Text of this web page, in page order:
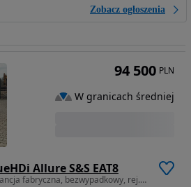
Zobacz ogłoszenia
Allure S&S EAT8
1499 cm3 • 130 KM • Gwarancja fabryczna, bezwypadkowy, rej. 05.2025
94 500 PLN
W granicach średniej